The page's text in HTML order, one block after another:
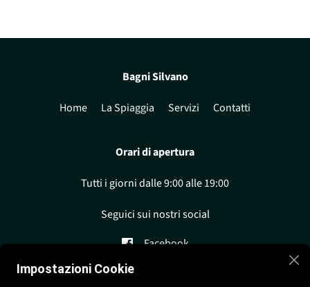
Bagni Silvano
Home La Spiaggia Servizi Contatti
Orari di apertura
Tutti i giorni dalle 9:00 alle 19:00
Seguici sui nostri social
Facebook
Impostazioni Cookie